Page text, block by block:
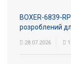
BOXER-6839-
розроблений
28.07.2026